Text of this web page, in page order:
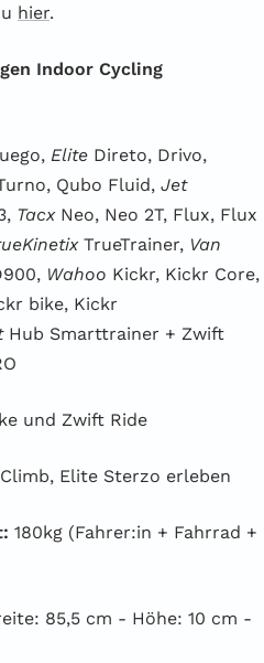
hier.
Indoor Cycling
Elite Direto, Drivo,
Qubo Fluid, Jet
TacxNeo, Neo 2T, Flux, Flux
TrueTrainer, Van
Wahoo Kickr, Kickr Core,
bike, Kickr
Hub Smarttrainer + Zwift
und Zwift Ride
Elite Sterzo erleben
180kg (Fahrer:in + Fahrrad +
85,5 cm - Höhe: 10 cm -